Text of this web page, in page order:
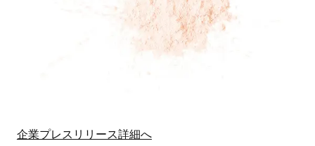
企業プレスリリース詳細へ